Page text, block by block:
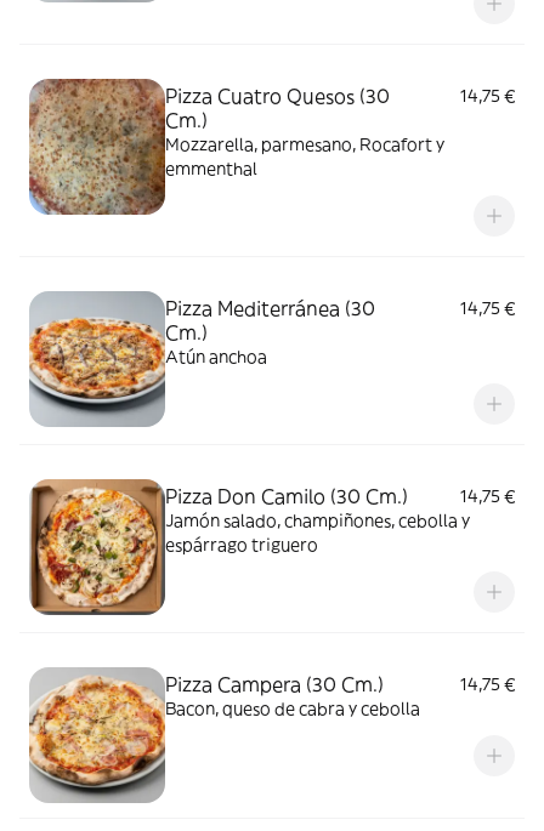
Pizza Cuatro Quesos (30
Cm.)
14,75 €
Mozzarella, parmesano, Rocafort y
emmenthal
Pizza Mediterránea (30
Cm.)
14,75 €
Atún anchoa
Pizza Don Camilo (30 Cm.)
14,75 €
Jamón salado, champiñones, cebolla y
espárrago triguero
Pizza Campera (30 Cm.)
14,75 €
Bacon, queso de cabra y cebolla